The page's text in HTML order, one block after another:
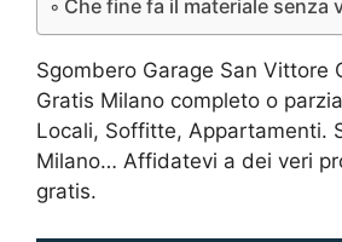
Che fine fa il materiale senza
Sgombero Garage San Vittore
Gratis Milano completo o
Locali, Soffitte, Appartamenti.
Milano… Affidatevi a dei veri
gratis.